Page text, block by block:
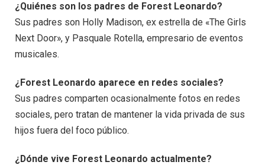
¿Quiénes son los padres de Forest Leonardo?
Sus padres son Holly Madison, ex estrella de «The Girls
Next Door», y Pasquale Rotella, empresario de eventos
musicales.
¿Forest Leonardo aparece en redes sociales?
Sus padres comparten ocasionalmente fotos en redes
sociales, pero tratan de mantener la vida privada de sus
hijos fuera del foco público.
¿Dónde vive Forest Leonardo actualmente?